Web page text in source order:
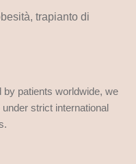
trapianto di
patients worldwide, we
strict international